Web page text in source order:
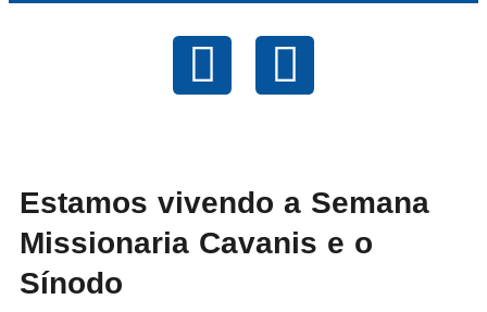
Estamos vivendo a Semana
Missionaria Cavanis e o
Sínodo